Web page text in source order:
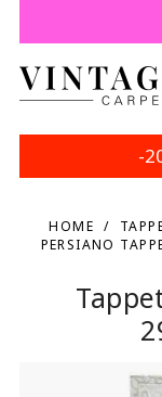
-
HOME
PERSIANO